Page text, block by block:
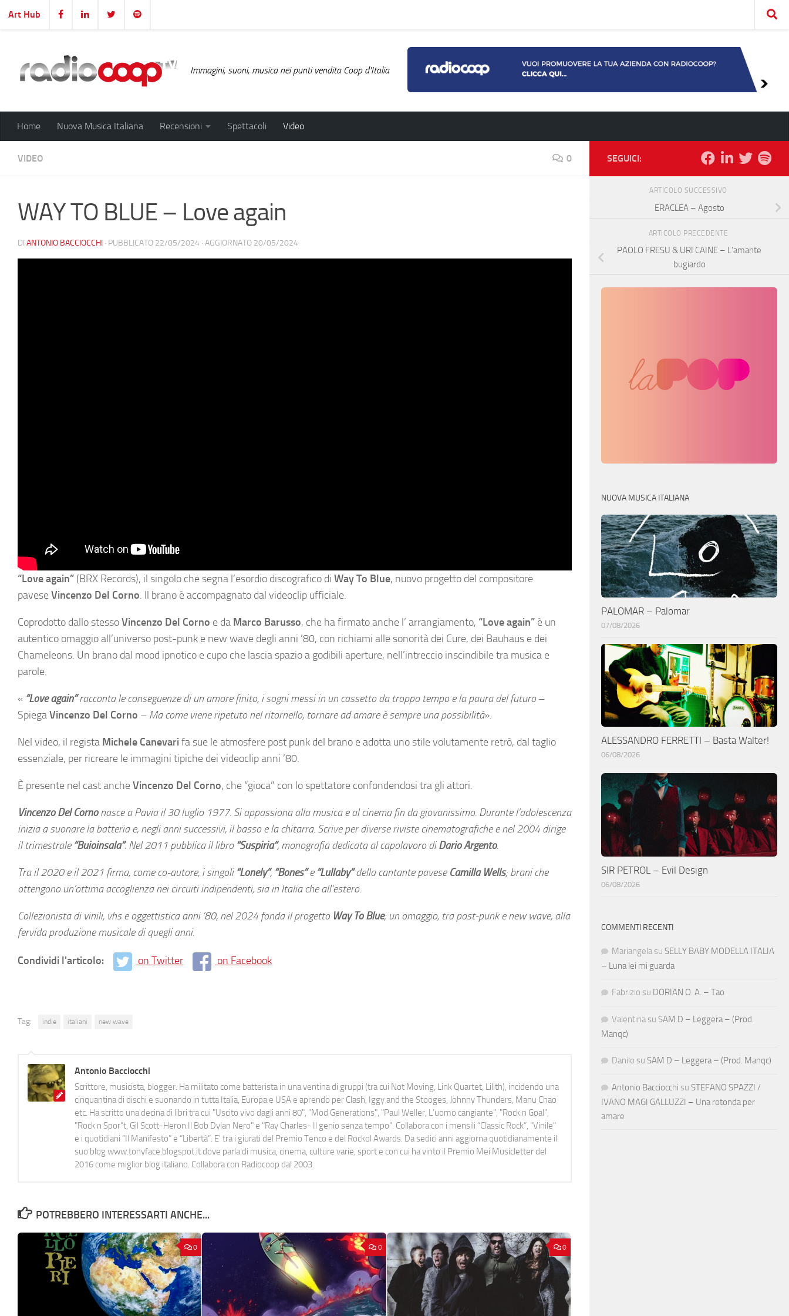
Salta al contenuto
Art Hub
Immagini, suoni, musica nei punti vendita Coop d'Italia
Home Nuova Musica Italiana Recensioni Spettacoli Video
VIDEO 0
WAY TO BLUE – Love again
DI ANTONIO BACCIOCCHI · PUBBLICATO 22/05/2024 · AGGIORNATO 20/05/2024
“Love again” (BRX Records), il singolo che segna l’esordio discografico di Way To Blue, nuovo progetto del compositore
paveseVincenzo Del Corno. Il brano è accompagnato dal videoclip ufficiale.
Coprodotto dallo stessoVincenzo Del Corno e da Marco Barusso, che ha firmato anche l’ arrangiamento, “Love again” è un
autentico omaggio all’universo post-punk e new wave degli anni ’80, con richiami alle sonorità dei Cure, dei Bauhaus e dei
Chameleons. Un brano dal mood ipnotico e cupo che lascia spazio a godibili aperture, nell’intreccio inscindibile tra musica e
parole.
« “Love again” racconta le conseguenze di un amore finito, i sogni messi in un cassetto da troppo tempo e la paura del futuro–
SpiegaVincenzo Del Corno – Ma come viene ripetuto nel ritornello, tornare ad amare è sempre una possibilità».
Nel video, il regista Michele Canevari fa sue le atmosfere post punk del brano e adotta uno stile volutamente retrò, dal taglio
essenziale, per ricreare le immagini tipiche dei videoclip anni ’80.
È presente nel cast ancheVincenzo Del Corno, che “gioca” con lo spettatore confondendosi tra gli attori.
Vincenzo Del Cornonasce a Pavia il 30 luglio 1977. Si appassiona alla musica e al cinema fin da giovanissimo. Durante l’adolescenza
inizia a suonare la batteria e, negli anni successivi, il basso e la chitarra. Scrive per diverse riviste cinematografiche e nel 2004 dirige
il trimestrale “Buioinsala”. Nel 2011 pubblica il libro “Suspiria”, monografia dedicata al capolavoro diDario Argento.
Tra il 2020 e il 2021 firma, come co-autore, i singoli “Lonely”, “Bones”e “Lullaby”della cantante pavese Camilla Wells; brani che
ottengono un’ottima accoglienza nei circuiti indipendenti, sia in Italia che all’estero.
Collezionista di vinili, vhs e oggettistica anni ’80, nel 2024 fonda il progetto Way To Blue; un omaggio, tra post-punk e new wave, alla
fervida produzione musicale di quegli anni.
Condividi l'articolo: on Twitter on Facebook
Tag: indie italiani new wave
Antonio Bacciocchi
Scrittore, musicista, blogger. Ha militato come batterista in una ventina di gruppi (tra cui Not Moving, Link Quartet, Lilith), incidendo una
cinquantina di dischi e suonando in tutta Italia, Europa e USA e aprendo per Clash, Iggy and the Stooges, Johnny Thunders, Manu Chao
etc. Ha scritto una decina di libri tra cui "Uscito vivo dagli anni 80", "Mod Generations", "Paul Weller, L’uomo cangiante", "Rock n Goal",
"Rock n Spor"t, Gil Scott-Heron Il Bob Dylan Nero" e "Ray Charles- Il genio senza tempo". Collabora con i mensili “Classic Rock”, "Vinile"
e i quotidiani “Il Manifesto” e “Libertà”. E' tra i giurati del Premio Tenco e del Rockol Awards. Da sedici anni aggiorna quotidianamente il
suo blog www.tonyface.blogspot.it dove parla di musica, cinema, culture varie, sport e con cui ha vinto il Premio Mei Musicletter del
2016 come miglior blog italiano. Collabora con Radiocoop dal 2003.
POTREBBERO INTERESSARTI ANCHE...
0 0 0
SEGUICI:
ARTICOLO SUCCESSIVO
ERACLEA – Agosto
ARTICOLO PRECEDENTE
PAOLO FRESU & URI CAINE – L’amante
bugiardo
NUOVA MUSICA ITALIANA
PALOMAR – Palomar
07/08/2026
ALESSANDRO FERRETTI – Basta Walter!
06/08/2026
SIR PETROL – Evil Design
06/08/2026
COMMENTI RECENTI
Mariangela su SELLY BABY MODELLA ITALIA
– Luna lei mi guarda
Fabrizio su DORIAN O. A. – Tao
Valentina su SAM D – Leggera – (Prod.
Manqc)
Danilo su SAM D – Leggera – (Prod. Manqc)
Antonio Bacciocchi su STEFANO SPAZZI /
IVANO MAGI GALLUZZI – Una rotonda per
amare